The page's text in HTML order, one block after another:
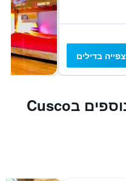
צפייה בדילים
מקומות לינה ואירוח נוספים בCusco